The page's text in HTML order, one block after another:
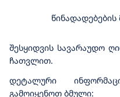
შესყიდვის სავარაუდო
ჩათვლით.
დეტალური
გამოიყენოთ ბმული: